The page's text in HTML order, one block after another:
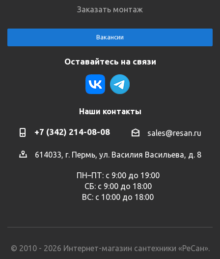
Заказать монтаж
Вакансии
Оставайтесь на связи
Наши контакты
+7 (342) 214-08-08 sales@resan.ru
614033, г. Пермь, ул. Василия Васильева, д. 8
ПН–ПТ: с 9:00 до 19:00
СБ: с 9:00 до 18:00
ВС: с 10:00 до 18:00
© 2010 - 2026 Интернет-магазин сантехники «РеСан».